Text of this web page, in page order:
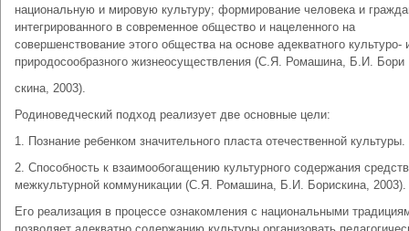
национальную и мировую культуру; формирование человека и
интегрированного в современное общество и нацеленного на
совершенствование этого общества на основе адекватного культуро-
природосообразного жизнеосуществления (С.Я. Ромашина, Б.И. Бори
скина, 2003).
Родиноведческий подход реализует две основные цели:
1. Познание ребенком значительного пласта отечественной культуры.
2. Способность к взаимообогащению культурного содержания
межкультурной коммуникации (С.Я. Ромашина, Б.И. Борискина, 2003).
Его реализация в процессе ознакомления с национальными